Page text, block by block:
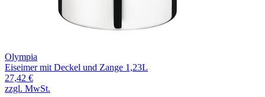
Olympia
Eiseimer mit Deckel und Zange 1,23L
27,42 €
zzgl. MwSt.